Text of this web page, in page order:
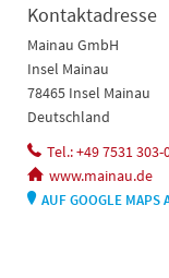
Kontaktadresse
Mainau GmbH
Insel Mainau
78465 Insel Mainau
Deutschland
Tel.: +49 7531 303-
www.mainau.de
AUF GOOGLE MAPS